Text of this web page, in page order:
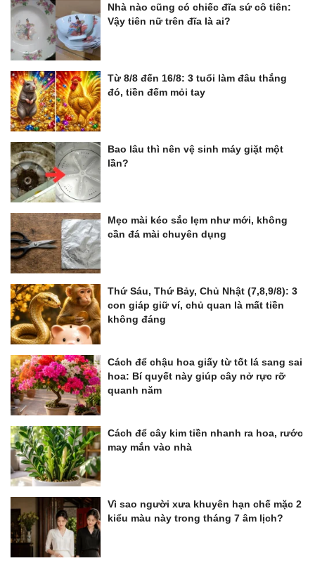
Nhà nào cũng có chiếc đĩa sứ cô tiên:
Vậy tiên nữ trên đĩa là ai?
Từ 8/8 đến 16/8: 3 tuổi làm đâu thắng
đó, tiền đếm mỏi tay
Bao lâu thì nên vệ sinh máy giặt một
lần?
Mẹo mài kéo sắc lẹm như mới, không
cần đá mài chuyên dụng
Thứ Sáu, Thứ Bảy, Chủ Nhật (7,8,9/8): 3
con giáp giữ ví, chủ quan là mất tiền
không đáng
Cách để chậu hoa giấy từ tốt lá sang sai
hoa: Bí quyết này giúp cây nở rực rỡ
quanh năm
Cách để cây kim tiền nhanh ra hoa, rước
may mắn vào nhà
Vì sao người xưa khuyên hạn chế mặc 2
kiểu màu này trong tháng 7 âm lịch?